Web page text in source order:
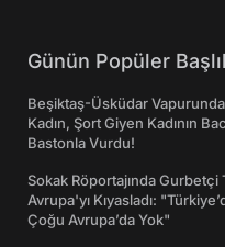
Günün Popüler
Beşiktaş-Üsküdar Vapurunda
Kadın, Şort Giyen Kadının
Bastonla Vurdu!
Sokak Röportajında Gurbetçi
Avrupa'yı Kıyasladı:
Çoğu Avrupa’da Yok"